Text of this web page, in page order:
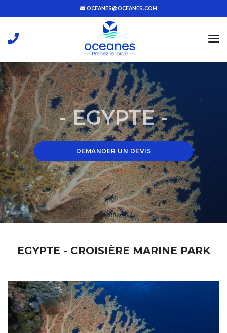
OCEANES@OCEANES.COM
- EGYPTE -
DEMANDER UN DEVIS
EGYPTE - CROISIÈRE MARINE PARK